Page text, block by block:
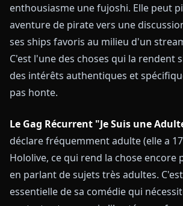
enthousiasme une fujoshi. Elle peut
aventure de pirate vers une
ses ships favoris au milieu d'un
C'est l'une des choses qui la rendent
des intérêts authentiques et
pas honte.
Le Gag Récurrent "Je Suis une
déclare fréquemment adulte (elle a
Hololive, ce qui rend la chose encore
en parlant de sujets très adultes.
essentielle de sa comédie qui